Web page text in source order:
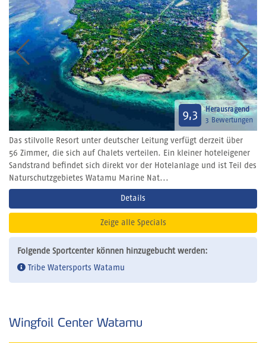
9,3
Herausragend
3 Bewertungen
Das stilvolle Resort unter deutscher Leitung verfügt derzeit über
56 Zimmer, die sich auf Chalets verteilen. Ein kleiner hoteleigener
Sandstrand befindet sich direkt vor der Hotelanlage und ist Teil des
Naturschutzgebietes Watamu Marine Nat...
Details
Zeige alle Specials
Folgende Sportcenter können hinzugebucht werden:
Tribe Watersports Watamu
Wingfoil Center Watamu